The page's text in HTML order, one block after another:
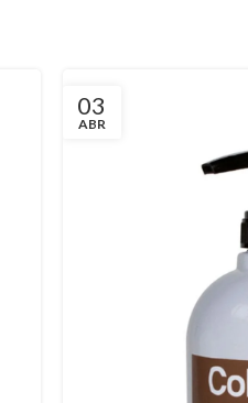
03
ABR